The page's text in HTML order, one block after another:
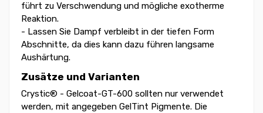
führt zu Verschwendung und mögliche exotherme
Reaktion.
- Lassen Sie Dampf verbleibt in der tiefen Form
Abschnitte, da dies kann dazu führen langsame
Aushärtung.
Zusätze und Varianten
Crystic® - Gelcoat-GT-600 sollten nur verwendet
werden, mit angegeben GelTint Pigmente. Die